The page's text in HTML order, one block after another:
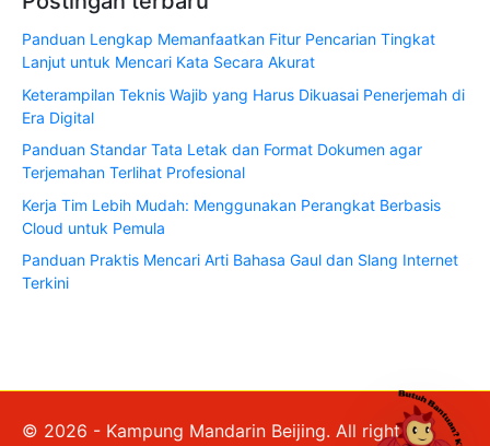
Panduan Lengkap Memanfaatkan Fitur Pencarian Tingkat
Lanjut untuk Mencari Kata Secara Akurat
Keterampilan Teknis Wajib yang Harus Dikuasai Penerjemah di
Era Digital
Panduan Standar Tata Letak dan Format Dokumen agar
Terjemahan Terlihat Profesional
Kerja Tim Lebih Mudah: Menggunakan Perangkat Berbasis
Cloud untuk Pemula
Panduan Praktis Mencari Arti Bahasa Gaul dan Slang Internet
Terkini
© 2026 - Kampung Mandarin Beijing. All rights